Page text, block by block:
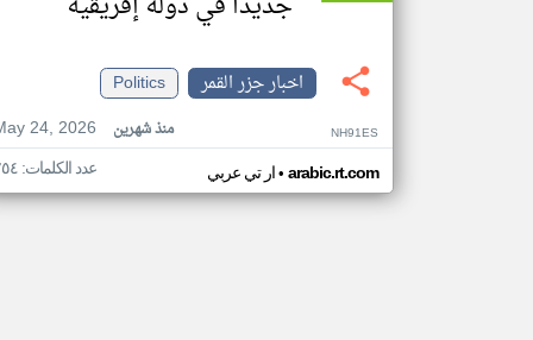
اخبار جزر القمر
Politics
24, 2026
منذ شهرين NH91ES
ار تي عربي• arabic.rt.com عدد الكلمات: ٢٥٤